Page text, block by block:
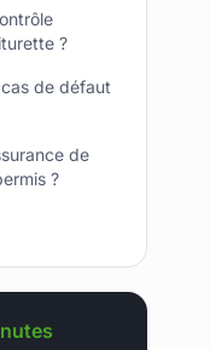
?
de défaut
de
?